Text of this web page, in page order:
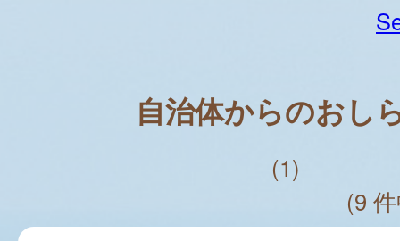
自治体からのおし
(1)
(9